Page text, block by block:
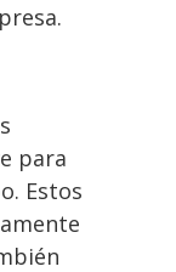
para
Estos